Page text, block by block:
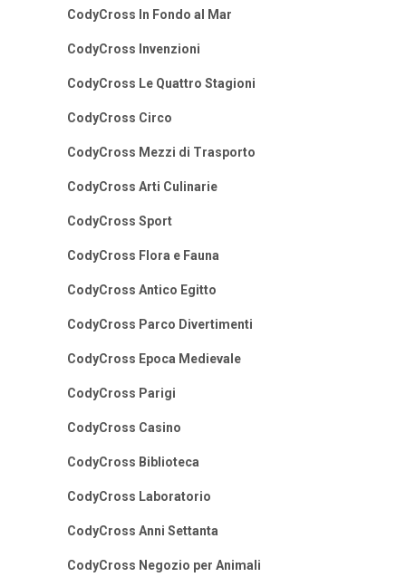
CodyCross In Fondo al Mar
CodyCross Invenzioni
CodyCross Le Quattro Stagioni
CodyCross Circo
CodyCross Mezzi di Trasporto
CodyCross Arti Culinarie
CodyCross Sport
CodyCross Flora e Fauna
CodyCross Antico Egitto
CodyCross Parco Divertimenti
CodyCross Epoca Medievale
CodyCross Parigi
CodyCross Casino
CodyCross Biblioteca
CodyCross Laboratorio
CodyCross Anni Settanta
CodyCross Negozio per Animali